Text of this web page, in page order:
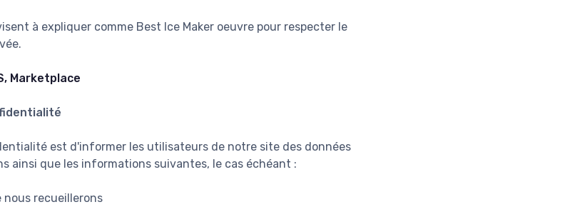
à expliquer comme Best Ice Maker oeuvre pour respecter le
Marketplace
est d'informer les utilisateurs de notre site des données
ainsi que les informations suivantes, le cas échéant :
nous recueillerons